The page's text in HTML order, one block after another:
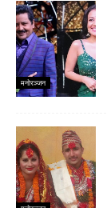
मनाेरञ्जन